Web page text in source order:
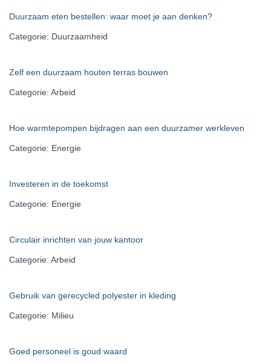
Duurzaam eten bestellen: waar moet je aan denken?
Categorie: Duurzaamheid
Zelf een duurzaam houten terras bouwen
Categorie: Arbeid
Hoe warmtepompen bijdragen aan een duurzamer werkleven
Categorie: Energie
Investeren in de toekomst
Categorie: Energie
Circulair inrichten van jouw kantoor
Categorie: Arbeid
Gebruik van gerecycled polyester in kleding
Categorie: Milieu
Goed personeel is goud waard